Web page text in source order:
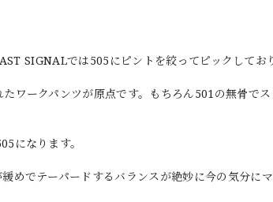
SIGNALでは505にピントを絞ってピックしてお
ワークパンツが原点です。もちろん501の無骨で
になります。
めでテーパードするバランスが絶妙に今の気分に